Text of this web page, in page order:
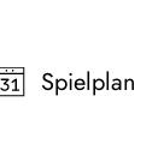
Spielplan